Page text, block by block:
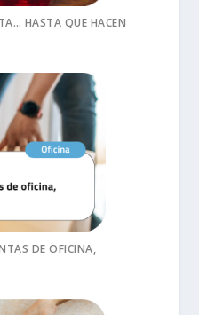
HASTA QUE HACEN
DE OFICINA,